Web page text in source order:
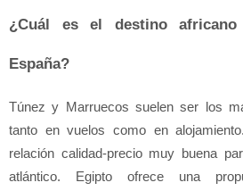
¿Cuál es el destino
España?
Túnez y Marruecos suelen ser los
tanto en vuelos como en
relación calidad-precio muy buena
atlántico. Egipto ofrece una